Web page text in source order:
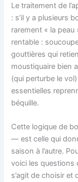
Le traitement de
: s’il y a plusieurs
rarement « la
rentable :
gouttières qui
moustiquaire bien
(qui perturbe le
essentielles
béquille.
Cette logique de
— est celle qui
saison à l’autre.
voici les questions
s’agit de choisir et